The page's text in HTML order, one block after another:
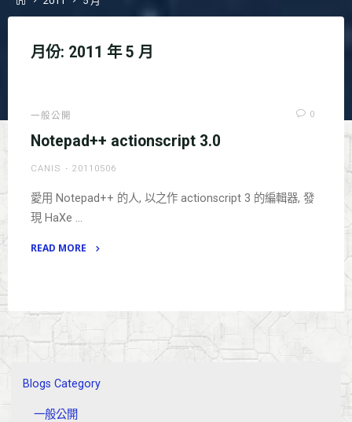
月份: 2011 年 5 月
一般公開 0
Notepad++ actionscript 3.0
CANIS 20110506
愛用 Notepad++ 的人, 以之作 actionscript 3 的編輯器, 發
現 HaXe …
READ MORE
Blogs Category
一般公開